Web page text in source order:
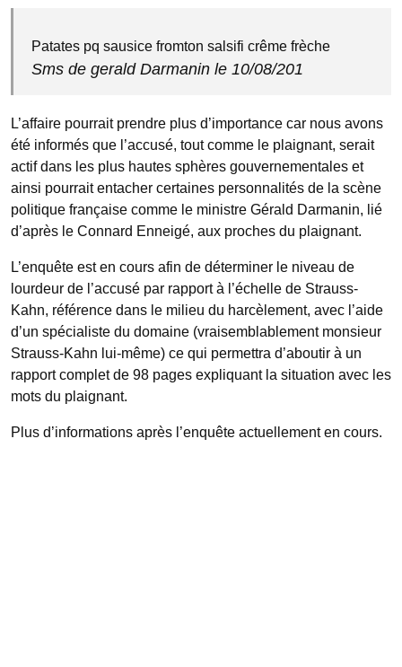
Patates pq sausice fromton salsifi crême frèche
Sms de gerald Darmanin le 10/08/201
L’affaire pourrait prendre plus d’importance car nous avons
été informés que l’accusé, tout comme le plaignant, serait
actif dans les plus hautes sphères gouvernementales et
ainsi pourrait entacher certaines personnalités de la scène
politique française comme le ministre Gérald Darmanin, lié
d’après le Connard Enneigé, aux proches du plaignant.
L’enquête est en cours afin de déterminer le niveau de
lourdeur de l’accusé par rapport à l’échelle de Strauss-
Kahn, référence dans le milieu du harcèlement, avec l’aide
d’un spécialiste du domaine (vraisemblablement monsieur
Strauss-Kahn lui-même) ce qui permettra d’aboutir à un
rapport complet de 98 pages expliquant la situation avec les
mots du plaignant.
Plus d’informations après l’enquête actuellement en cours.